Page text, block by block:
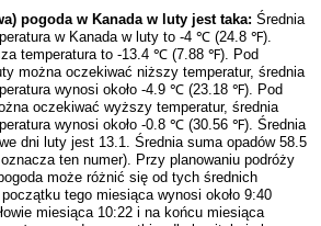
pogoda w Kanada w luty jest taka: Średnia
w Kanada w luty to -4 ℃ (24.8 ℉).
temperatura to -13.4 ℃ (7.88 ℉). Pod
można oczekiwać niższy temperatur, średnia
wynosi około -4.9 ℃ (23.18 ℉). Pod
oczekiwać wyższy temperatur, średnia
wynosi około -0.8 ℃ (30.56 ℉). Średnia
dni luty jest 13.1. Średnia suma opadów 58.5
ten numer). Przy planowaniu podróży
może różnić się od tych średnich
tego miesiąca wynosi około 9:40
miesiąca 10:22 i na końcu miesiąca